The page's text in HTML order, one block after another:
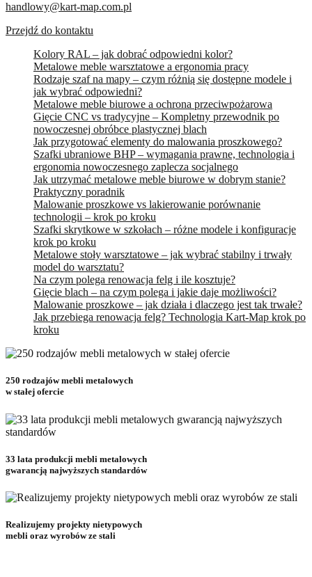
handlowy@kart-map.com.pl
Przejdź do kontaktu
Kolory RAL – jak dobrać odpowiedni kolor?
Metalowe meble warsztatowe a ergonomia pracy
Rodzaje szaf na mapy – czym różnią się dostępne modele i
jak wybrać odpowiedni?
Metalowe meble biurowe a ochrona przeciwpożarowa
Gięcie CNC vs tradycyjne – Kompletny przewodnik po
nowoczesnej obróbce plastycznej blach
Jak przygotować elementy do malowania proszkowego?
Szafki ubraniowe BHP – wymagania prawne, technologia i
ergonomia nowoczesnego zaplecza socjalnego
Jak utrzymać metalowe meble biurowe w dobrym stanie?
Praktyczny poradnik
Malowanie proszkowe vs lakierowanie porównanie
technologii – krok po kroku
Szafki skrytkowe w szkołach – różne modele i konfiguracje
krok po kroku
Metalowe stoły warsztatowe – jak wybrać stabilny i trwały
model do warsztatu?
Na czym polega renowacja felg i ile kosztuje?
Gięcie blach – na czym polega i jakie daje możliwości?
Malowanie proszkowe – jak działa i dlaczego jest tak trwałe?
Jak przebiega renowacja felg? Technologia Kart-Map krok po
kroku
250 rodzajów mebli metalowych
w stałej ofercie
33 lata produkcji mebli metalowych
gwarancją najwyższych standardów
Realizujemy projekty nietypowych
mebli oraz wyrobów ze stali